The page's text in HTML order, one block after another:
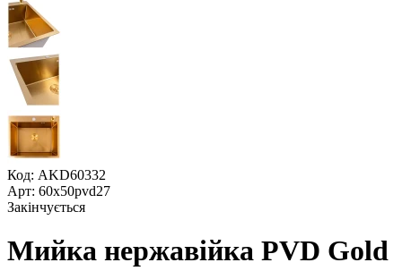
Код: AKD60332
Арт: 60х50pvd27
Закінчується
Мийка нержавійка PVD Gold